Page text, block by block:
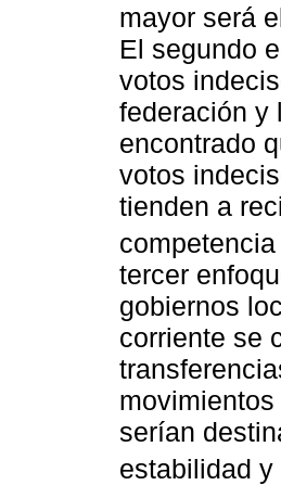
mayor será
El segundo
votos
federación y
encontrado
votos
tienden a
tercer
gobiernos
corriente se
serían
estabilidad